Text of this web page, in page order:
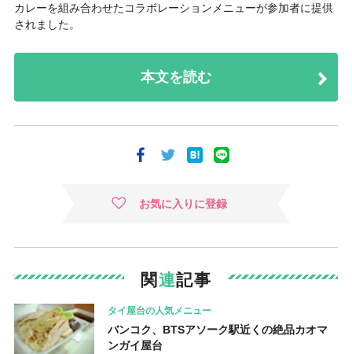
カレーを組み合わせたコラボレーションメニューが参加者に提供
されました。
本文を読む
お気に入りに登録
関連記事
タイ屋台の人気メニュー
バンコク、BTSアソーク駅近くの絶品カオマ
ンガイ屋台